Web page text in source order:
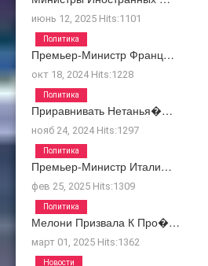
июнь 12, 2025 Hits:1101
Премьер-Министр Франц…
окт 18, 2024 Hits:1228
Политика
Приравнивать Нетанья�…
нояб 24, 2024 Hits:1297
Политика
Премьер-Министр Итали…
фев 25, 2025 Hits:1309
Политика
Мелони Призвала К Про�…
март 01, 2025 Hits:1362
Политика
Новости